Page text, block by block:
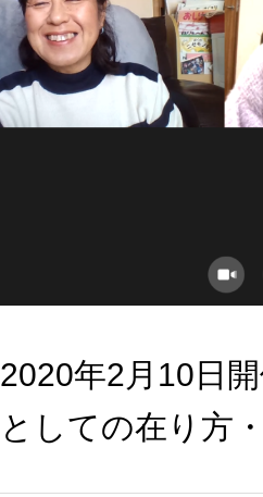
2020年2月10日
としての在り方